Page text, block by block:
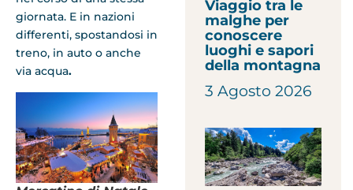
giornata. E in nazioni
differenti, spostandosi in
treno, in auto o anche
via acqua.
Viaggio tra le
malghe per
conoscere
luoghi e sapori
della montagna
3 Agosto 2026